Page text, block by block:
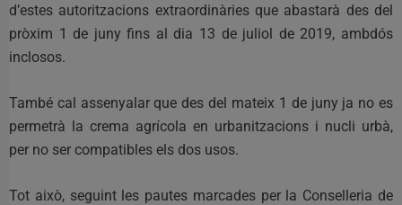
d’estes autoritzacions extraordinàries que abastarà des del
pròxim 1 de juny fins al dia 13 de juliol de 2019, ambdós
inclosos.
També cal assenyalar que des del mateix 1 de juny ja no es
permetrà la crema agrícola en urbanitzacions i nucli urbà,
per no ser compatibles els dos usos.
Tot això, seguint les pautes marcades per la Conselleria de